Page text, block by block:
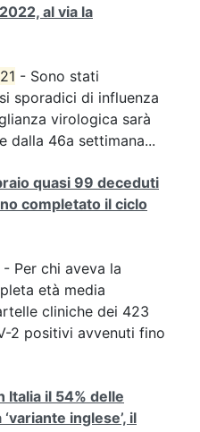
al via la
- Sono stati
sporadici di influenza
virologica sarà
dalla 46a settimana...
quasi 99 deceduti
completato il ciclo
- Per chi aveva la
età media
cliniche dei 423
2 positivi avvenuti fino
Italia il 54% delle
inglese’, il